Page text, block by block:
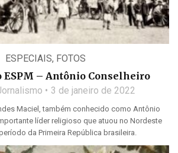
ESPECIAIS, FOTOS
ESPM – Antônio Conselheiro
3 de janeiro de 2022
Maciel, também conhecido como Antônio
líder religioso que atuou no Nordeste
da Primeira República brasileira.